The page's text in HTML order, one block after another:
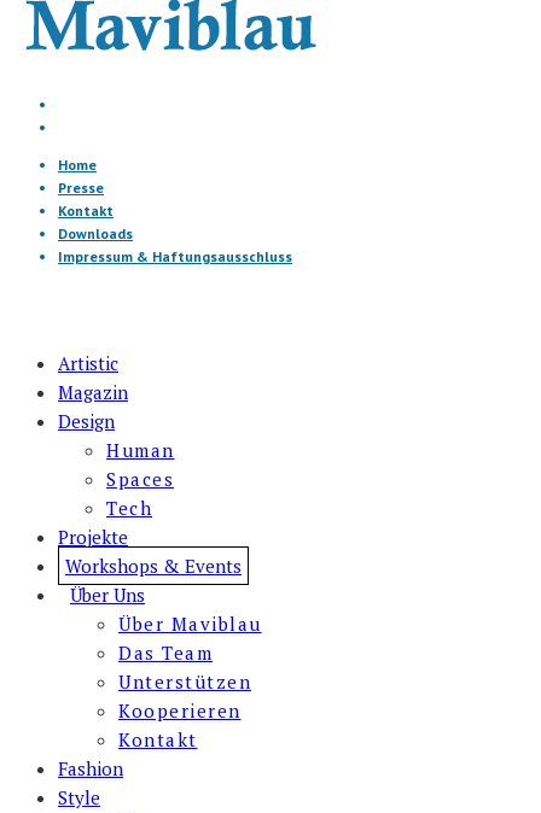
Home
Presse
Kontakt
Downloads
Impressum & Haftungsausschluss
Artistic
Magazin
Design
Human
Spaces
Tech
Projekte
Workshops & Events
Über Uns
Über Maviblau
Das Team
Unterstützen
Kooperieren
Kontakt
Fashion
Style